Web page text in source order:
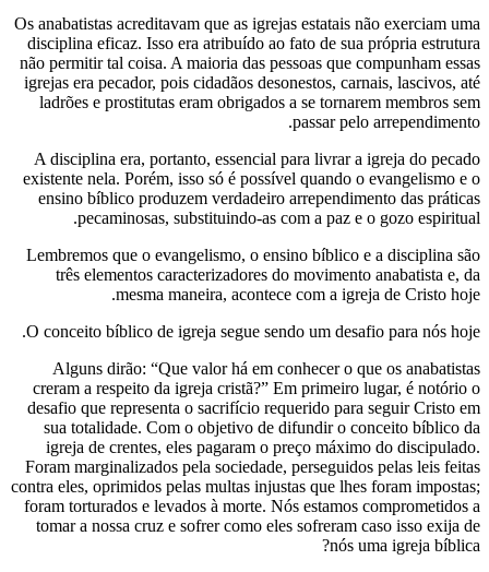
Os anabatistas acreditavam que as igrejas
disciplina eficaz. Isso era atribuído ao
não permitir tal coisa. A maioria das
igrejas era pecador, pois cidadãos
ladrões e prostitutas eram obrigados a
A disciplina era, portanto, essencial
existente nela. Porém, isso só é possível
ensino bíblico produzem verdadeiro
pecaminosas, substituindo-as
Lembremos que o evangelismo, o
três elementos caracterizadores do
mesma maneira, acontece
O conceito bíblico de igreja segue sendo
Alguns dirão: “Que valor há em
creram a respeito da igreja cristã?” Em
desafio que representa o sacrifício
sua totalidade. Com o objetivo de
igreja de crentes, eles pagaram o
Foram marginalizados pela sociedade,
contra eles, oprimidos pelas multas injustas
foram torturados e levados à morte. Nós
tomar a nossa cruz e sofrer como eles